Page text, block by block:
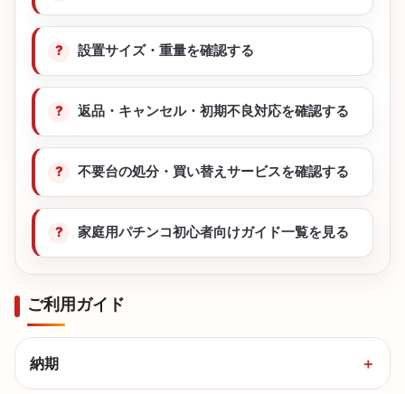
設置サイズ・重量を確認する
返品・キャンセル・初期不良対応を確認する
不要台の処分・買い替えサービスを確認する
家庭用パチンコ初心者向けガイド一覧を見る
ご利用ガイド
納期